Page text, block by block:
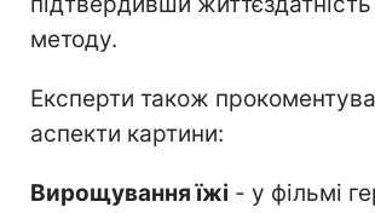
методу.
Експерти також
аспекти картини:
Вирощування їжі - у фільмі